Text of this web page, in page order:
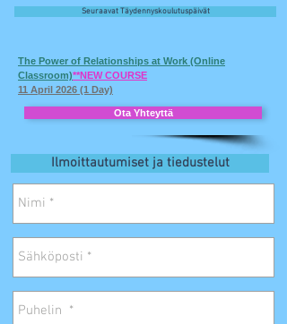
Seuraavat Täydennyskoulutuspäivät
The Power of Relationships at Work (Online
Classroom)**NEW COURSE
11 April 2026 (1 Day)
Ota Yhteyttä
Ilmoittautumiset ja tiedustelut